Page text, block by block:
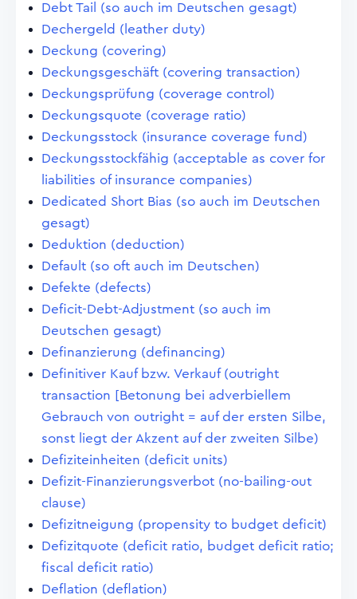
Debt Tail (so auch im Deutschen gesagt)
Dechergeld (leather duty)
Deckung (covering)
Deckungsgeschäft (covering transaction)
Deckungsprüfung (coverage control)
Deckungsquote (coverage ratio)
Deckungsstock (insurance coverage fund)
Deckungsstockfähig (acceptable as cover for
liabilities of insurance companies)
Dedicated Short Bias (so auch im Deutschen
gesagt)
Deduktion (deduction)
Default (so oft auch im Deutschen)
Defekte (defects)
Deficit-Debt-Adjustment (so auch im
Deutschen gesagt)
Definanzierung (definancing)
Definitiver Kauf bzw. Verkauf (outright
transaction [Betonung bei adverbiellem
Gebrauch von outright = auf der ersten Silbe,
sonst liegt der Akzent auf der zweiten Silbe)
Defiziteinheiten (deficit units)
Defizit-Finanzierungsverbot (no-bailing-out
clause)
Defizitneigung (propensity to budget deficit)
Defizitquote (deficit ratio, budget deficit ratio;
fiscal deficit ratio)
Deflation (deflation)